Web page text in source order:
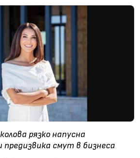
рязко напусна
предизвика смут в бизнеса